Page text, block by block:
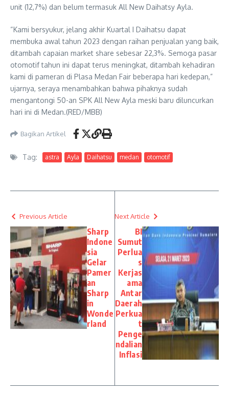
unit (12,7%) dan belum termasuk All New Daihatsy Ayla.
“Kami bersyukur, jelang akhir Kuartal I Daihatsu dapat
membuka awal tahun 2023 dengan raihan penjualan yang baik,
ditambah capaian market share sebesar 22,3%. Semoga pasar
otomotif tahun ini dapat terus meningkat, ditambah kehadiran
kami di pameran di Plasa Medan Fair beberapa hari kedepan,”
ujarnya, seraya menambahkan bahwa pihaknya sudah
mengantongi 50-an SPK All New Ayla meski baru diluncurkan
hari ini di Medan.(RED/MBB)
Bagikan Artikel
Tag: astra Ayla Daihatsu medan otomotif
Previous Article
Sharp
Indone
sia
Gelar
Pamer
an
Sharp
in
Wonde
rland
Next Article
BI
Sumut
Perlua
s
Kerjas
ama
Antar
Daerah
Perkua
t
Penge
ndalian
Inflasi